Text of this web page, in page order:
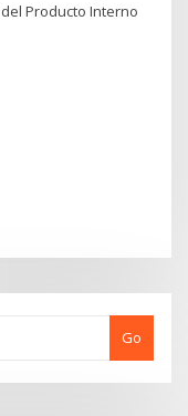
Producto Interno
Go